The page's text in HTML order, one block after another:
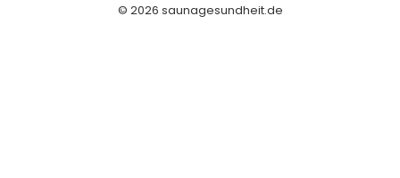
© 2026 saunagesundheit.de